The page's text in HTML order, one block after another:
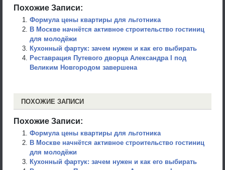
Похожие Записи:
Формула цены квартиры для льготника
В Москве начнётся активное строительство гостиниц
для молодёжи
Кухонный фартук: зачем нужен и как его выбирать
Реставрация Путевого дворца Александра I под
Великим Новгородом завершена
ПОХОЖИЕ ЗАПИСИ
Похожие Записи:
Формула цены квартиры для льготника
В Москве начнётся активное строительство гостиниц
для молодёжи
Кухонный фартук: зачем нужен и как его выбирать